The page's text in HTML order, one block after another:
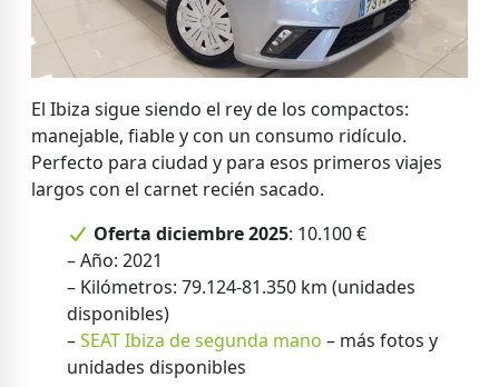
El Ibiza sigue siendo el rey de los compactos:
manejable, fiable y con un consumo ridículo.
Perfecto para ciudad y para esos primeros viajes
largos con el carnet recién sacado.
Oferta diciembre 2025: 10.100 €
– Año: 2021
– Kilómetros: 79.124-81.350 km (unidades
disponibles)
–SEAT Ibiza de segunda mano – más fotos y
unidades disponibles